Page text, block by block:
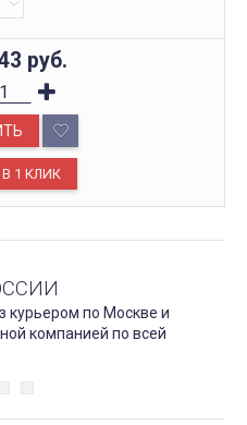
руб.
курьером по Москве и
компанией по всей